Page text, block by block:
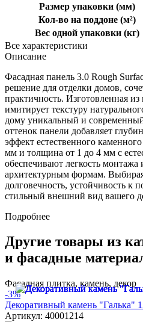
Размер упаковки (мм)
Кол-во на поддоне (м²)
Вес одной упаковки (кг)
Все характеристики
Описание
Фасадная панель 3.0 Rough
решение для отделки домов,
практичность. Изготовленная
имитирует текстуру
дому уникальный и
оттенок панели добавляет
эффект естественного
мм и толщина от 1 до 4 мм с
обеспечивают легкость
архитектурным формам.
долговечность, устойчивость к
стильный внешний вид вашего
Подробнее
Другие товары из
и фасадные
Фасадная плитка, камень, декор
-3%
Декоративный камень "Галька"
Артикул: 40001214